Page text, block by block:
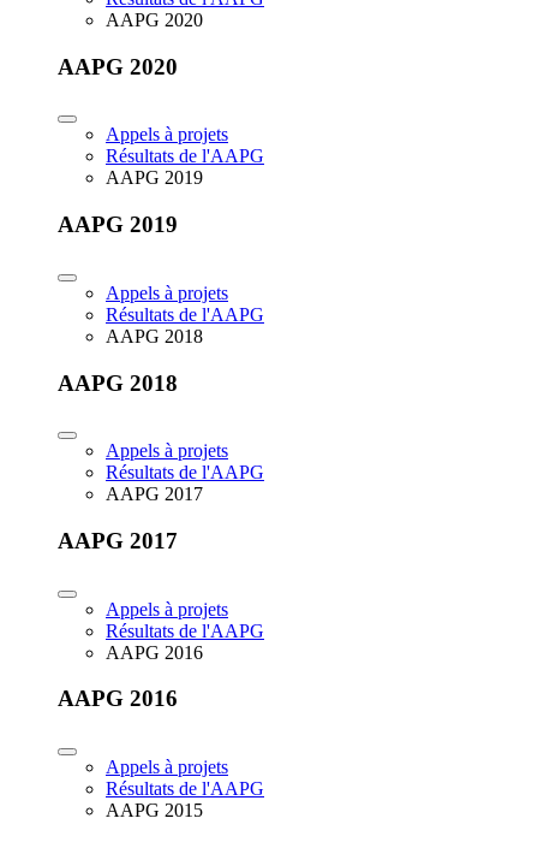
AAPG 2020
AAPG 2020
Appels à projets
Résultats de l'AAPG
AAPG 2019
AAPG 2019
Appels à projets
Résultats de l'AAPG
AAPG 2018
AAPG 2018
Appels à projets
Résultats de l'AAPG
AAPG 2017
AAPG 2017
Appels à projets
Résultats de l'AAPG
AAPG 2016
AAPG 2016
Appels à projets
Résultats de l'AAPG
AAPG 2015